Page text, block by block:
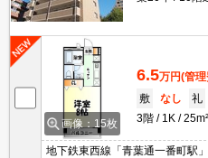
画像：15枚
6.5万円(管
敷
なし 礼
3階
1K 25m²
地下鉄東西線「青葉通一番町駅